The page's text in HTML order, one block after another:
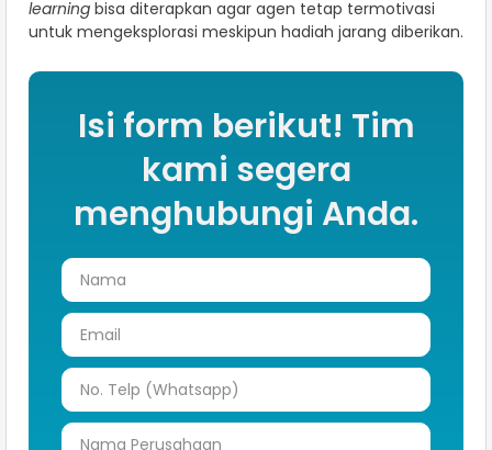
learning bisa diterapkan agar agen tetap termotivasi
untuk mengeksplorasi meskipun hadiah jarang diberikan.
Isi form berikut! Tim
kami segera
menghubungi Anda.